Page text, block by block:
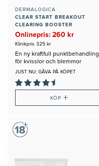
DERMALOGICA
CLEAR START BREAKOUT
CLEARING BOOSTER
Onlinepris: 260 kr
Klinikpris 325 kr
En ny kraftfull punktbehandling
för kvisslor och blemmor
JUST NU: GÅVA PÅ KÖPET
KÖP+